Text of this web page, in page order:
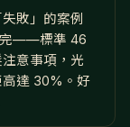
敗」的案例
完——標準 46
意事項，光
高達 30%。好